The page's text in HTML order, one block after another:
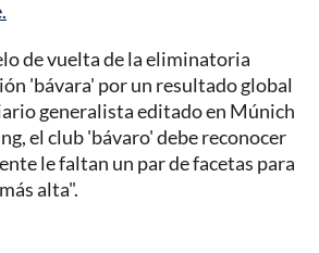
de vuelta de la eliminatoria
'bávara' por un resultado global
generalista editado en Múnich
el club 'bávaro' debe reconocer
le faltan un par de facetas para
alta".